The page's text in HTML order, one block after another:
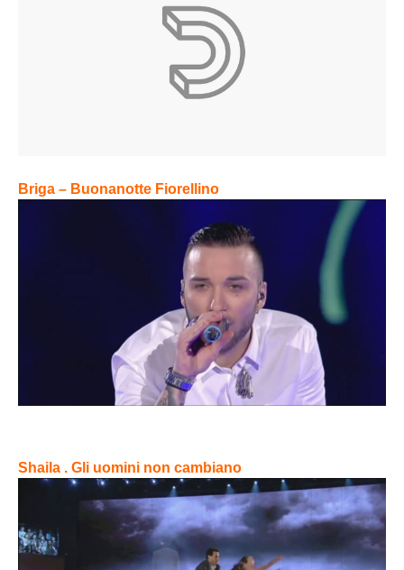
Briga – Buonanotte Fiorellino
Shaila . Gli uomini non cambiano